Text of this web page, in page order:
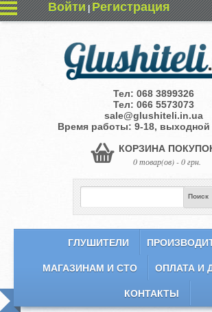
Войти|Регистрация
Тел: 068 3899326
Тел: 066 5573073
sale@glushiteli.in.ua
Время работы: 9-18, выходной
КОРЗИНА
0 товар(ов) - 0 грн.
Поиск
ГЛУШИТЕЛИ
МАГАЗИНАМ И СТО ОПЛАТА И
КОНТАКТЫ